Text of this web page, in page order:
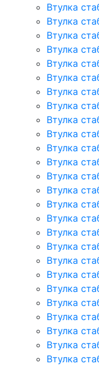
Втулка
Втулка
Втулка
Втулка
Втулка
Втулка
Втулка
Втулка
Втулка
Втулка
Втулка
Втулка
Втулка
Втулка
Втулка
Втулка
Втулка
Втулка
Втулка
Втулка
Втулка
Втулка
Втулка
Втулка
Втулка
Втулка